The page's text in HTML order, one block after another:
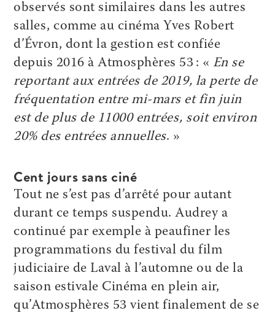
observés sont similaires dans les autres
salles, comme au cinéma Yves Robert
d’Évron, dont la gestion est confiée
depuis 2016 à Atmosphères 53 : « En se
reportant aux entrées de 2019, la perte de
fréquentation entre mi-mars et fin juin
est de plus de 11000 entrées, soit environ
20% des entrées annuelles. »
Cent jours sans ciné
Tout ne s’est pas d’arrêté pour autant
durant ce temps suspendu. Audrey a
continué par exemple à peaufiner les
programmations du festival du film
judiciaire de Laval à l’automne ou de la
saison estivale Cinéma en plein air,
qu’Atmosphères 53 vient finalement de se